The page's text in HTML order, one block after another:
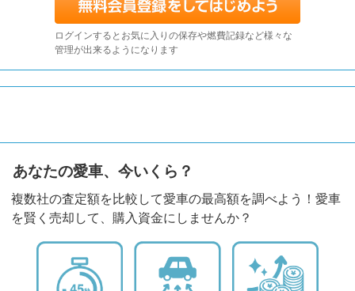
ログインするとお気に入りの保存や燃費記録など様々な
管理が出来るようになります
あなたの愛車、今いくら？
複数社の査定額を比較して愛車の最高額を調べよう！愛車
を賢く売却して、購入資金にしませんか？